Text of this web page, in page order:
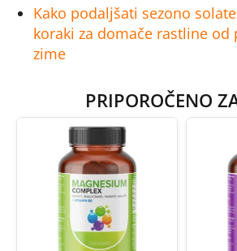
Kako podaljšati sezono
koraki za domače rastline od
zime
PRIPOROČENO